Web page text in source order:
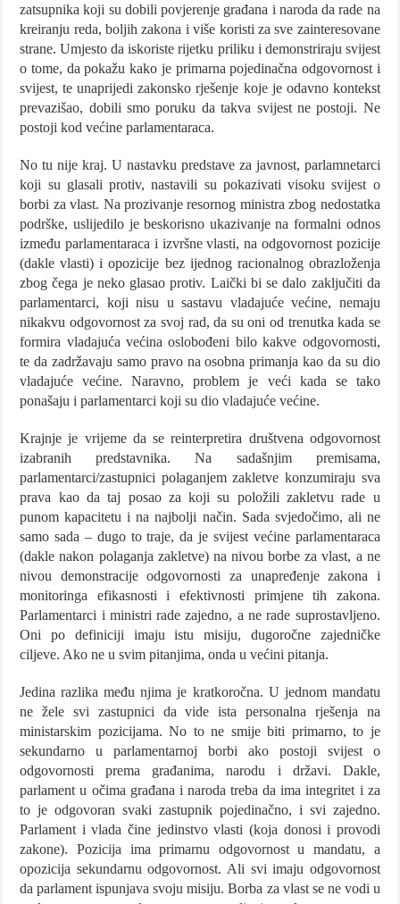
zatsupnika koji su dobili povjerenje građana i naroda da rade na
kreiranju reda, boljih zakona i više koristi za sve zainteresovane
strane. Umjesto da iskoriste rijetku priliku i demonstriraju svijest
o tome, da pokažu kako je primarna pojedinačna odgovornost i
svijest, te unaprijedi zakonsko rješenje koje je odavno kontekst
prevazišao, dobili smo poruku da takva svijest ne postoji. Ne
postoji kod većine parlamentaraca.
No tu nije kraj. U nastavku predstave za javnost, parlamnetarci
koji su glasali protiv, nastavili su pokazivati visoku svijest o
borbi za vlast. Na prozivanje resornog ministra zbog nedostatka
podrške, uslijedilo je beskorisno ukazivanje na formalni odnos
između parlamentaraca i izvršne vlasti, na odgovornost pozicije
(dakle vlasti) i opozicije bez ijednog racionalnog obrazloženja
zbog čega je neko glasao protiv. Laički bi se dalo zaključiti da
parlamentarci, koji nisu u sastavu vladajuće većine, nemaju
nikakvu odgovornost za svoj rad, da su oni od trenutka kada se
formira vladajuća većina oslobođeni bilo kakve odgovornosti,
te da zadržavaju samo pravo na osobna primanja kao da su dio
vladajuće većine. Naravno, problem je veći kada se tako
ponašaju i parlamentarci koji su dio vladajuće većine.
Krajnje je vrijeme da se reinterpretira društvena odgovornost
izabranih predstavnika. Na sadašnjim premisama,
parlamentarci/zastupnici polaganjem zakletve konzumiraju sva
prava kao da taj posao za koji su položili zakletvu rade u
punom kapacitetu i na najbolji način. Sada svjedočimo, ali ne
samo sada – dugo to traje, da je svijest većine parlamentaraca
(dakle nakon polaganja zakletve) na nivou borbe za vlast, a ne
nivou demonstracije odgovornosti za unapređenje zakona i
monitoringa efikasnosti i efektivnosti primjene tih zakona.
Parlamentarci i ministri rade zajedno, a ne rade suprostavljeno.
Oni po definiciji imaju istu misiju, dugoročne zajedničke
ciljeve. Ako ne u svim pitanjima, onda u većini pitanja.
Jedina razlika među njima je kratkoročna. U jednom mandatu
ne žele svi zastupnici da vide ista personalna rješenja na
ministarskim pozicijama. No to ne smije biti primarno, to je
sekundarno u parlamentarnoj borbi ako postoji svijest o
odgovornosti prema građanima, narodu i državi. Dakle,
parlament u očima građana i naroda treba da ima integritet i za
to je odgovoran svaki zastupnik pojedinačno, i svi zajedno.
Parlament i vlada čine jedinstvo vlasti (koja donosi i provodi
zakone). Pozicija ima primarnu odgovornost u mandatu, a
opozicija sekundarnu odgovornost. Ali svi imaju odgovornost
da parlament ispunjava svoju misiju. Borba za vlast se ne vodi u